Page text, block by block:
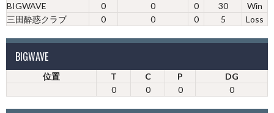
BIGWAVE
0 0 0 30
Win
三田酔惑クラブ
0 0 0 5 Loss
BIGWAVE
位置 T C P
DG
0
0 0 0